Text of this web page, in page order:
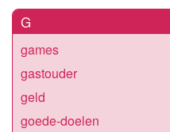
G
games
gastouder
geld
goede-doelen